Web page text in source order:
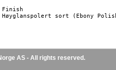
Finish
Høyglanspolert sort (Ebony
AS - All rights reserved.